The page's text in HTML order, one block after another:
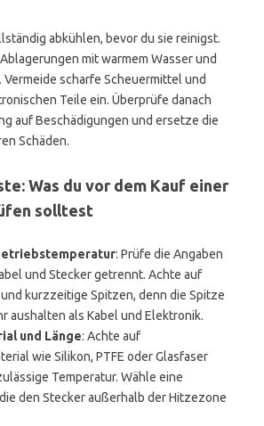
abkühlen, bevor du sie reinigst.
mit warmem Wasser und
scharfe Scheuermittel und
Teile ein. Überprüfe danach
auf Beschädigungen und ersetze die
Schäden.
Was du vor dem Kauf einer
solltest
: Prüfe die Angaben
und Stecker getrennt. Achte auf
kurzzeitige Spitzen, denn die Spitze
aushalten als Kabel und Elektronik.
und Länge: Achte auf
wie Silikon, PTFE oder Glasfaser
Temperatur. Wähle eine
den Stecker außerhalb der Hitzezone